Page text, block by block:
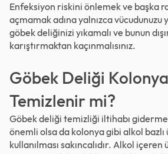
Enfeksiyon riskini önlemek ve başka
açmamak adına yalnızca vücudunuzu
göbek deliğinizi yıkamalı ve bunun
karıştırmaktan kaçınmalısınız.
Göbek Deliği
Temizlenir mi?
Göbek deliği temizliği iltihabı
önemli olsa da kolonya gibi alkol
kullanılması sakıncalıdır. Alkol